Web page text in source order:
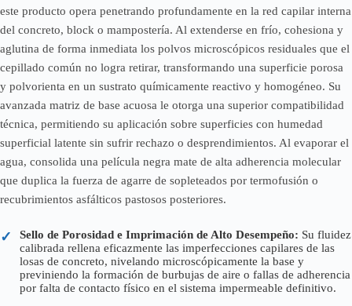
este producto opera penetrando profundamente en la red capilar interna
del concreto, block o mampostería. Al extenderse en frío, cohesiona y
aglutina de forma inmediata los polvos microscópicos residuales que el
cepillado común no logra retirar, transformando una superficie porosa
y polvorienta en un sustrato químicamente reactivo y homogéneo. Su
avanzada matriz de base acuosa le otorga una superior compatibilidad
técnica, permitiendo su aplicación sobre superficies con humedad
superficial latente sin sufrir rechazo o desprendimientos. Al evaporar el
agua, consolida una película negra mate de alta adherencia molecular
que duplica la fuerza de agarre de sopleteados por termofusión o
recubrimientos asfálticos pastosos posteriores.
✓ Sello de Porosidad e Imprimación de Alto Desempeño: Su fluidez
calibrada rellena eficazmente las imperfecciones capilares de las
losas de concreto, nivelando microscópicamente la base y
previniendo la formación de burbujas de aire o fallas de adherencia
por falta de contacto físico en el sistema impermeable definitivo.